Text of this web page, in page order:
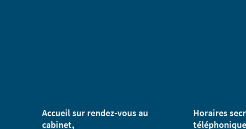
Accueil sur rendez-vous au
cabinet,
Horaires
téléphonique